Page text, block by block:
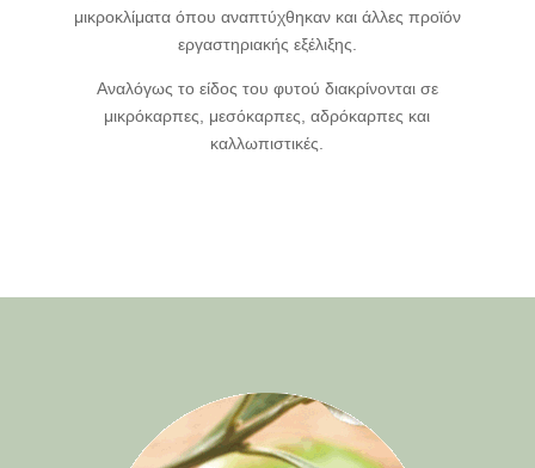
μικροκλίματα όπου αναπτύχθηκαν και άλλες προϊόν
εργαστηριακής εξέλιξης.
Αναλόγως το είδος του φυτού διακρίνονται σε
μικρόκαρπες, μεσόκαρπες, αδρόκαρπες και
καλλωπιστικές.